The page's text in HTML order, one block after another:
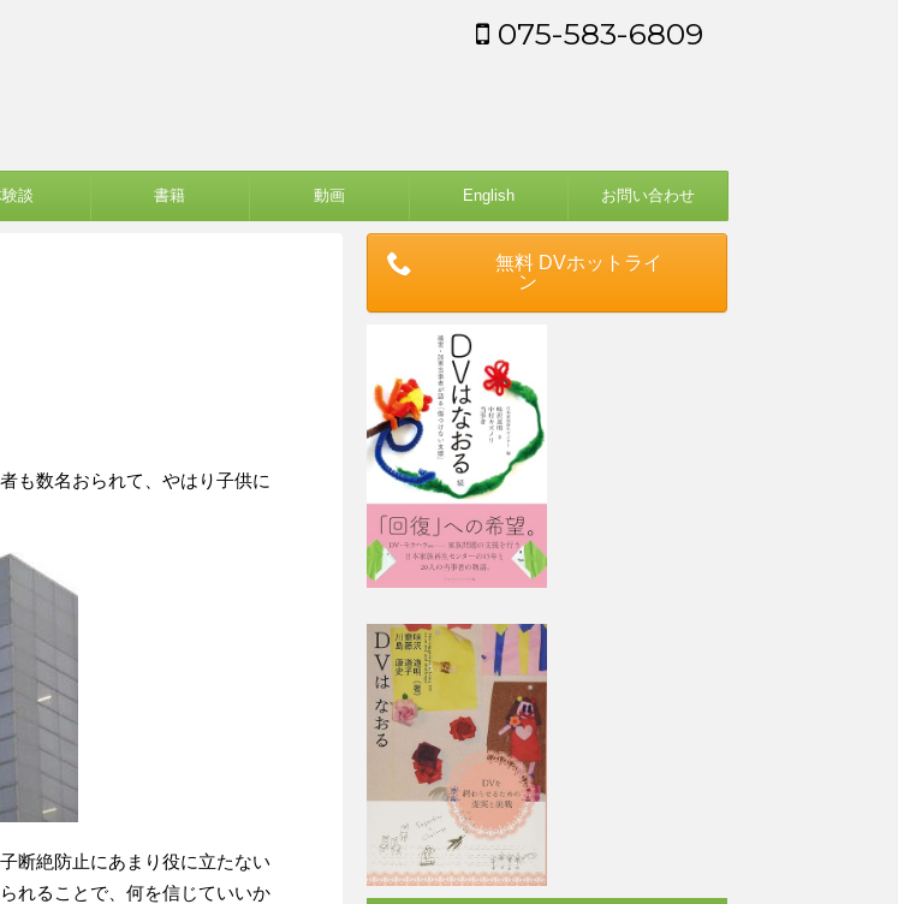
075-583-6809
談 書籍 動画 English お問い合わせ
も数名おられて、やはり子供に
断絶防止にあまり役に立たない
れることで、何を信じていいか
無料 DVホットライ
ン